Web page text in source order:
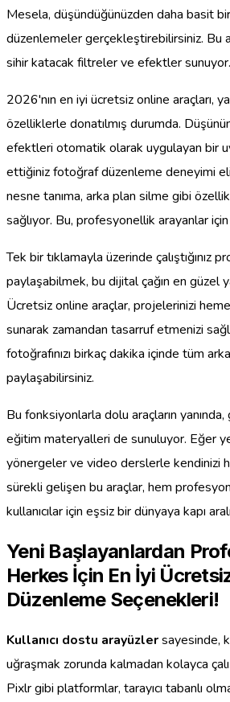
Mesela, düşündüğünüzden daha basit
düzenlemeler gerçekleştirebilirsiniz. Bu
sihir katacak filtreler ve efektler sunuyor.
2026'nın en iyi ücretsiz online araçları,
özelliklerle donatılmış durumda.
efektleri otomatik olarak uygulayan bir
ettiğiniz fotoğraf düzenleme deneyimi
nesne tanıma, arka plan silme gibi
sağlıyor. Bu, profesyonellik arayanlar
Tek bir tıklamayla üzerinde çalıştığınız
paylaşabilmek, bu dijital çağın en güzel
Ücretsiz online araçlar, projelerinizi
sunarak zamandan tasarruf etmenizi
fotoğrafınızı birkaç dakika içinde tüm
paylaşabilirsiniz.
Bu fonksiyonlarla dolu araçların
eğitim materyalleri de sunuluyor. Eğer
yönergeler ve video derslerle kendinizi
sürekli gelişen bu araçlar, hem
kullanıcılar için eşsiz bir dünyaya kapı
Yeni Başlayanlardan
Herkes İçin En İyi
Düzenleme Seçenekleri!
Kullanıcı dostu arayüzlersayesinde,
uğraşmak zorunda kalmadan kolayca
Pixlr gibi platformlar, tarayıcı tabanlı